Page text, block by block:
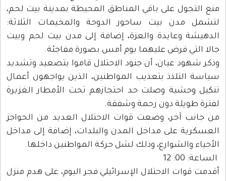
منع التجول على باقي المناطق المحيطة بمدينة بيت لحم،
لتشمل مدن بيت ساحور الدوحة والمخيمات الثلاثة:
الدهيشة وعايدة والعزة، إضافة إلى مدن بيت لحم وبيت
جالا التي فرض عليهما يوم أمس بصورة مفاجئة.
وذكر شهود عيان، أن جنود الاحتلال قاموا بتصعيد وتشديد
سياسة التلذذ بتعذيب المواطنين، الذين يواجهون أعمال
تنكيل وحشية وصلت حد احتجازهم تحت الأمطار الغزيرة
لفترة طويلة دون رحمة وشفقة.
من جانب آخر، وضعت قوات الاحتلال العديد من الحواجز
العسكرية على مداخل المدن والبلدات، إضافة إلى مداخل
الأحياء والشوارع، وذلك لشل حركة المواطنين داخلها.
الساعة: 00: 12
أقدمت قوات الاحتلال الإسرائيلي فجر اليوم، على هدم منزل